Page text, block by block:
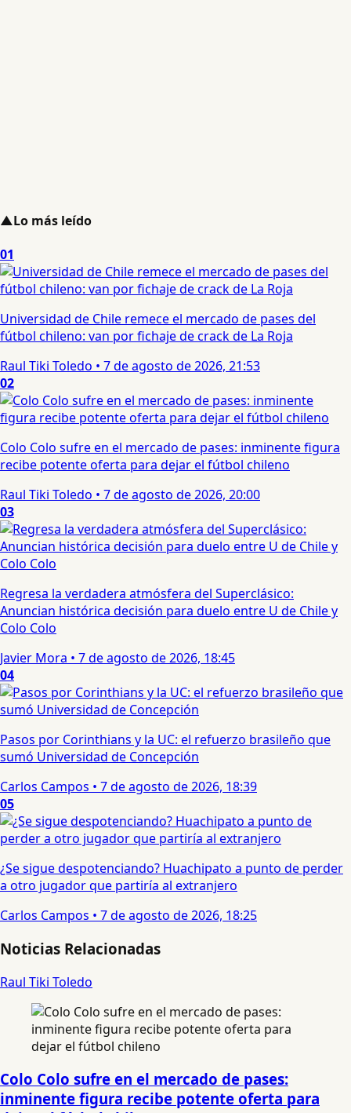
▲Lo más leído
01
Universidad de Chile remece el mercado de pases del
fútbol chileno: van por fichaje de crack de La Roja
Raul Tiki Toledo • 7 de agosto de 2026, 21:53
02
Colo Colo sufre en el mercado de pases: inminente figura
recibe potente oferta para dejar el fútbol chileno
Raul Tiki Toledo • 7 de agosto de 2026, 20:00
03
Regresa la verdadera atmósfera del Superclásico:
Anuncian histórica decisión para duelo entre U de Chile y
Colo Colo
Javier Mora • 7 de agosto de 2026, 18:45
04
Pasos por Corinthians y la UC: el refuerzo brasileño que
sumó Universidad de Concepción
Carlos Campos • 7 de agosto de 2026, 18:39
05
¿Se sigue despotenciando? Huachipato a punto de perder
a otro jugador que partiría al extranjero
Carlos Campos • 7 de agosto de 2026, 18:25
Noticias Relacionadas
Raul Tiki Toledo
Colo Colo sufre en el mercado de pases:
inminente figura recibe potente oferta para